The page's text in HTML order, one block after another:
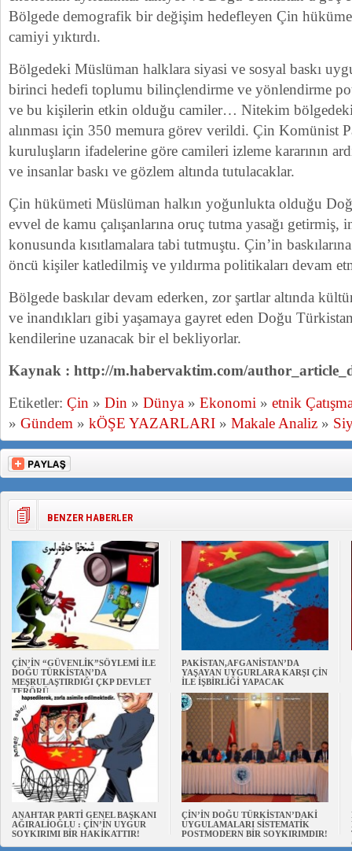
Bölgede demografik bir değişim hedefleyen Çin
camiyi yıktırdı.
Bölgedeki Müslüman halklara siyasi ve sosyal baskı
birinci hedefi toplumu bilinçlendirme ve yönlendirme
ve bu kişilerin etkin olduğu camiler… Nitekim
alınması için 350 memura görev verildi. Çin Komünist
kuruluşların ifadelerine göre camileri izleme kararının
ve insanlar baskı ve gözlem altında tutulacaklar.
Çin hükümeti Müslüman halkın yoğunlukta olduğu
evvel de kamu çalışanlarına oruç tutma yasağı getirmiş,
konusunda kısıtlamalara tabi tutmuştu. Çin’in
öncü kişiler katledilmiş ve yıldırma politikaları devam
Bölgede baskılar devam ederken, zor şartlar altında
ve inandıkları gibi yaşamaya gayret eden Doğu
kendilerine uzanacak bir el bekliyorlar.
Kaynak : http://m.habervaktim.com/
Etiketler: Çin » Din » Dünya » Ekonomi » etnik
» Gündem » kÖŞE YAZARLARI » Makale Analiz »
BENZER HABERLER
ÇİN’İN “GÜVENLİK”SÖYLEMİ İLE
DOĞU TÜRKİSTAN’DA
MEŞRULAŞTIRDIĞI ÇKP DEVLET
TERÖRÜ
PAKİSTAN,AFGANİSTAN’DA
YAŞAYAN UYGURLARA KARŞI ÇİN
İLE İŞBİRLİĞİ YAPACAK
ANAHTAR PARTİ GENEL BAŞKANI
AĞIRALİOĞLU : ÇİN’İN UYGUR
SOYKIRIMI BİR HAKİKATTIR!
ÇİN’İN DOĞU TÜRKİSTAN’DAKİ
UYGULAMALARI SİSTEMATİK
POSTMODERN BİR SOYKIRIMDIR!